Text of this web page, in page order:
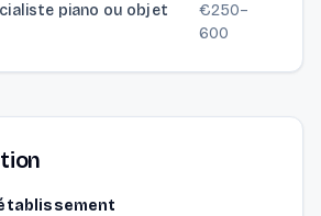
piano ou objet
€250–
600